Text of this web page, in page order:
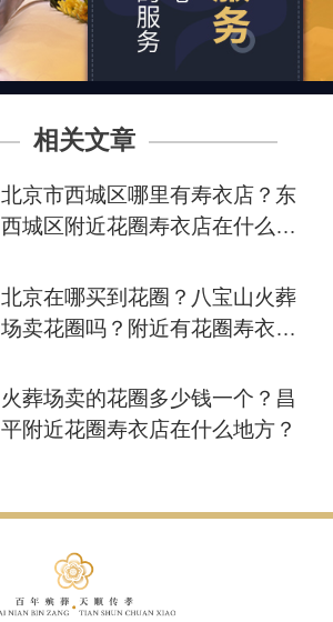
相关文章
北京市西城区哪里有寿衣店？东
西城区附近花圈寿衣店在什么地
北京在哪买到花圈？八宝山火葬
场卖花圈吗？附近有花圈寿衣店
火葬场卖的花圈多少钱一个？昌
平附近花圈寿衣店在什么地方？